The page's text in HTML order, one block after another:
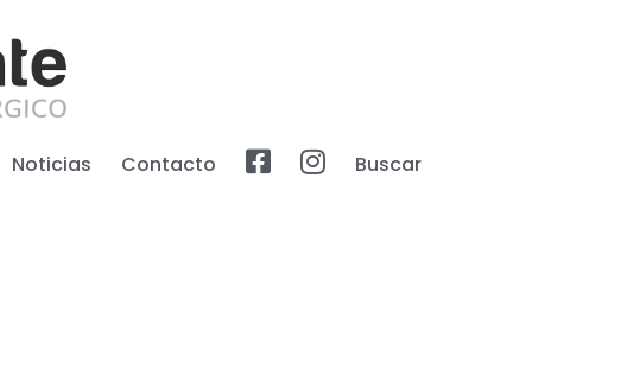
Noticias Contacto FacebookInstagram
Buscar